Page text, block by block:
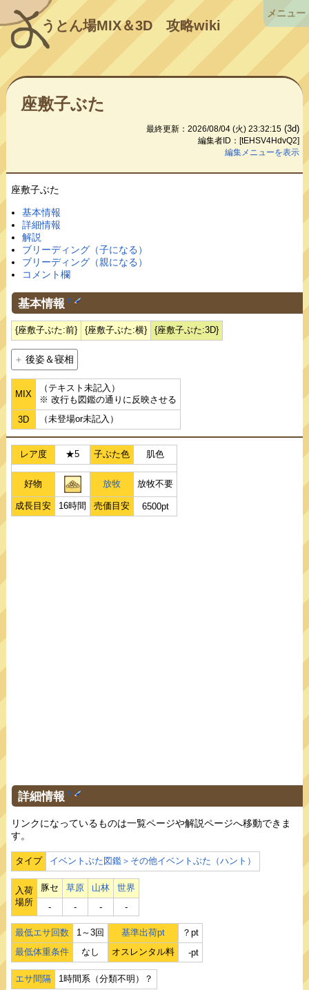
うとん場MIX＆3D攻略wiki
座敷子ぶた
最終更新：2026/08/04 (火) 23:32:15 (3d)
編集者ID：[tEHSV4HdvQ2]
編集メニューを表示
座敷子ぶた
基本情報
詳細情報
解説
ブリーディング（子になる）
ブリーディング（親になる）
コメント欄
基本情報 †
{座敷子ぶた:前} {座敷子ぶた:横} {座敷子ぶた:3D}
後姿＆寝相
MIX
（テキスト未記入）
※ 改行も図鑑の通りに反映させる
3D
（未登場or未記入）
レア度 ★5 子ぶた色 肌色
好物 放牧 放牧不要
成長目安 16時間 売価目安 6500pt
詳細情報 †
リンクになっているものは一覧ページや解説ページへ移動できま
す。
タイプ イベントぶた図鑑＞その他イベントぶた（ハント）
入荷
場所
豚セ 草原 山林
世界
‐
‐ ‐ ‐
最低エサ回数 1～3回 基準出荷pt
？pt
最低体重条件
なし オスレンタル料 -pt
エサ間隔 1時間系（分類不明）？
メニュー